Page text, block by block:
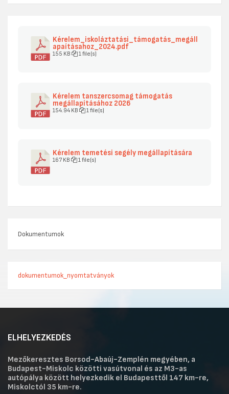
Kérelem_iskoláztatási_támogatás_megáll
apaításahoz_2024.pdf
155 KB 1 file(s)
Kérelem tanszercsomag támogatás
megállapításához 2026
154.94 KB 1 file(s)
Kérelem temetési segély megállapítására
167 KB 1 file(s)
Dokumentumok
dokumentumok_nyomtatványok
ELHELYEZKEDÉS
Mezőkeresztes Borsod-Abaúj-Zemplén megyében, a
Budapest-Miskolc közötti vasútvonal és az M3-as
autópálya között helyezkedik el Budapesttől 147 km-re,
Miskolctól 35 km-re.